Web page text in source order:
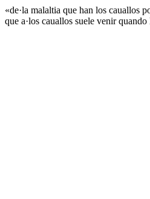
«de·la malaltia que han los cauallos
que a·los cauallos suele venir